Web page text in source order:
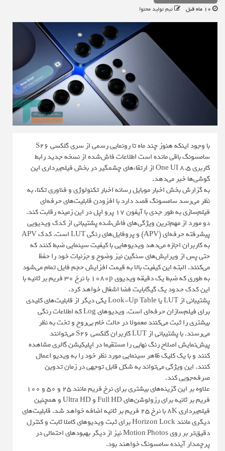
تیم تولید محتوا
با وجود اینکه هنوز چند ماه تا رونمایی رسمی از سری گلکسی S26
سامسونگ باقی مانده است اطلاعات فاش‌شده از نسخه جدید رابط
کاربری One UI 8.5 از ارتقاءهای چشمگیر در بخش فیلم‌برداری این
گوشی‌ها خبر می‌دهد.
به گزارش بخش اخبار موبایل رسانه اخبار تکنولوژی و فناوری تکنا، به
نظر می‌رسد سامسونگ قصد دارد با افزودن قابلیت‌های حرفه‌ای
فیلم‌سازی به طور جدی با آیفون ۱۷ پرو اپل در این زمینه رقابت کند.
دو مورد از مهم‌ترین ویژگی‌های فاش‌شده پشتیبانی از کدک ویدیویی
پیشرفته حرفه‌ای (APV) و پروفایل‌های رنگی LUT است. کدک APV
به کاربران اجازه می‌دهد ویدیوهایی با کیفیت سینمایی ضبط کنند که
حتی پس از ویرایش‌های سنگین نیز وضوح و جزئیات خود را حفظ
می‌کنند. البته این کیفیت بالا به قیمت افزایش حجم فایل تمام می‌شود
به طوری که ضبط یک دقیقه ویدیوی 1080p با نرخ ۳۰ فریم بر ثانیه با
این کدک حدود یک گیگابایت فضا اشغال خواهد کرد.
پشتیبانی از LUT یا Look-Up Table یکی دیگر از قابلیت‌های کلیدی
برای فیلم‌سازان حرفه‌ای است. ویدیوهای Log که اطلاعات رنگی
بیشتری را ثبت می‌کنند معمولا در حالت خام بی‌روح و تخت به نظر
می‌رسند. با پشتیبانی از LUT کاربران گلکسی S26 می‌توانند
پیش‌نمایش اصلاح رنگ نهایی را مستقیما در اپلیکیشن گالری مشاهده
کنند و با یک کلیک ظاهر سینمایی مورد نظر خود را به ویدیو اعمال
کنند. این ویژگی می‌تواند به شکل قابل توجهی در زمان تدوین
صرفه‌جویی کند.
علاوه بر این گزینه‌های بیشتری برای نرخ فریم مانند ۲۵ و ۵۰ و ۱۰۰
فریم بر ثانیه برای رزولوشن‌های Full HD و Ultra HD و همچنین
فیلم‌برداری 8K با نرخ ۲۵ فریم بر ثانیه اضافه خواهد شد. قابلیت‌های
دیگری مانند Horizon Lock برای ثبت ویدیوهای کاملا ثابت و کنترل
دقیق‌تر بر روی Motion Photos نیز از دیگر بهبودهای احتمالی در
پرچمدار آینده سامسونگ خواهند بود.